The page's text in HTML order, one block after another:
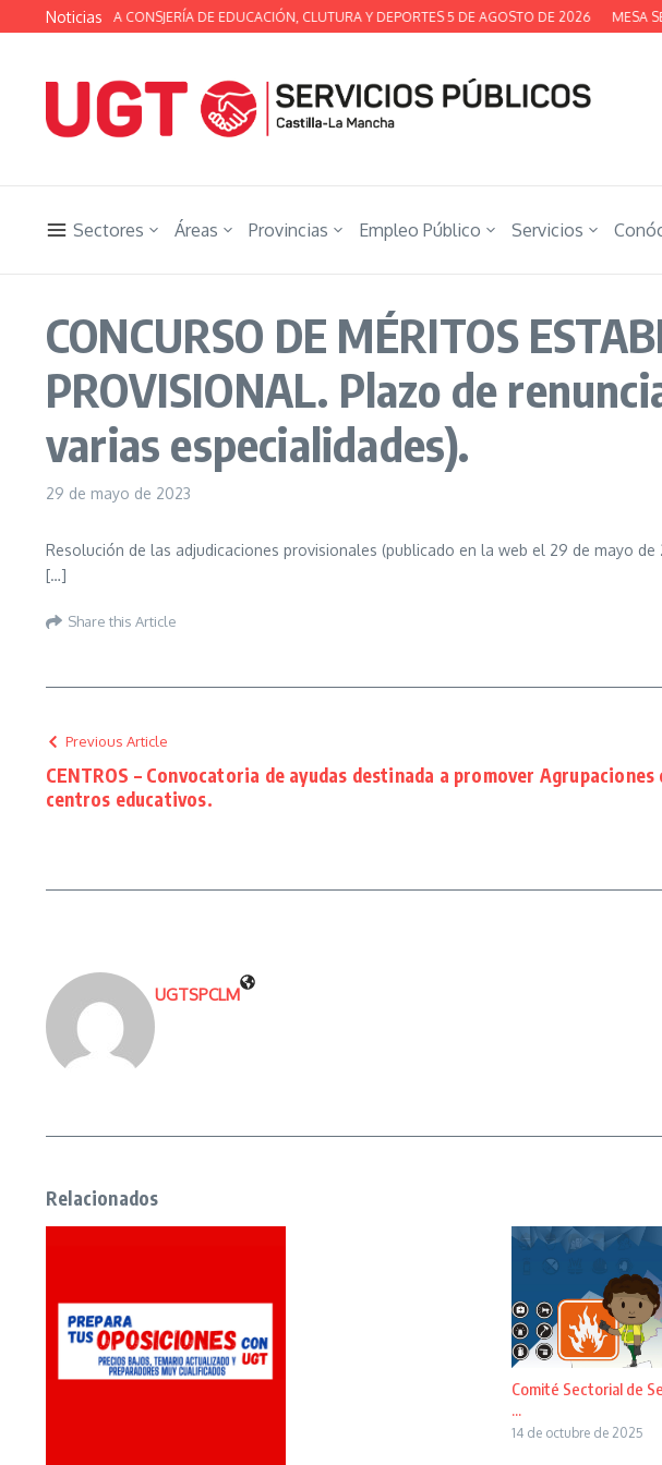
Saltar al contenido
Noticias
TÉCNICA DE LA CONSJERÍA DE EDUCACIÓN, CLUTURA Y DEPORTES 5 DE AGOSTO DE 2026 MESA
Sectores Áreas Provincias Empleo Público Servicios
CONCURSO DE MÉRITOS
PROVISIONAL. Plazo de
varias especialidades).
29 de mayo de 2023
Resolución de las adjudicaciones provisionales (publicado en la web el 29 de mayo
[…]
Share this Article
Previous Article
CENTROS – Convocatoria de ayudas destinada a promover Agrupaciones
centros educativos.
UGTSPCLM
Relacionados
Comité Sectorial de
...
14 de octubre de 2025